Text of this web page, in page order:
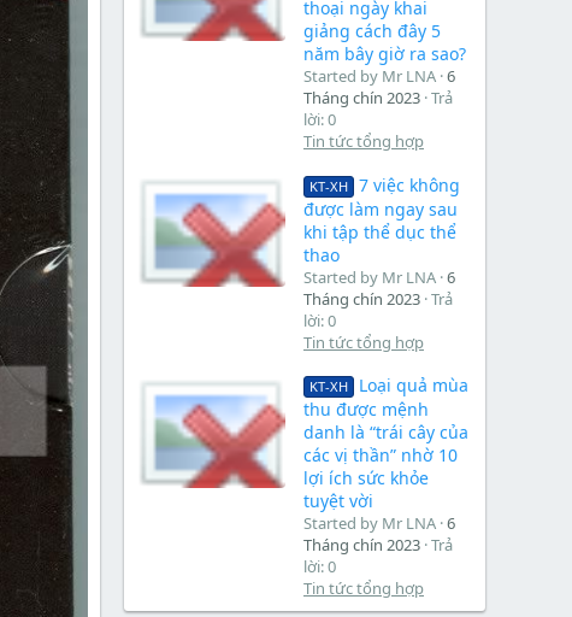
thoại ngày khai
giảng cách đây 5
năm bây giờ ra sao?
Started by Mr LNA 6
Tháng chín 2023 Trả
lời: 0
Tin tức tổng hợp
KT-XH
7 việc không
được làm ngay sau
khi tập thể dục thể
thao
Started by Mr LNA 6
Tháng chín 2023 Trả
lời: 0
Tin tức tổng hợp
KT-XH
Loại quả mùa
thu được mệnh
danh là “trái cây của
các vị thần” nhờ 10
lợi ích sức khỏe
tuyệt vời
Started by Mr LNA 6
Tháng chín 2023 Trả
lời: 0
Tin tức tổng hợp